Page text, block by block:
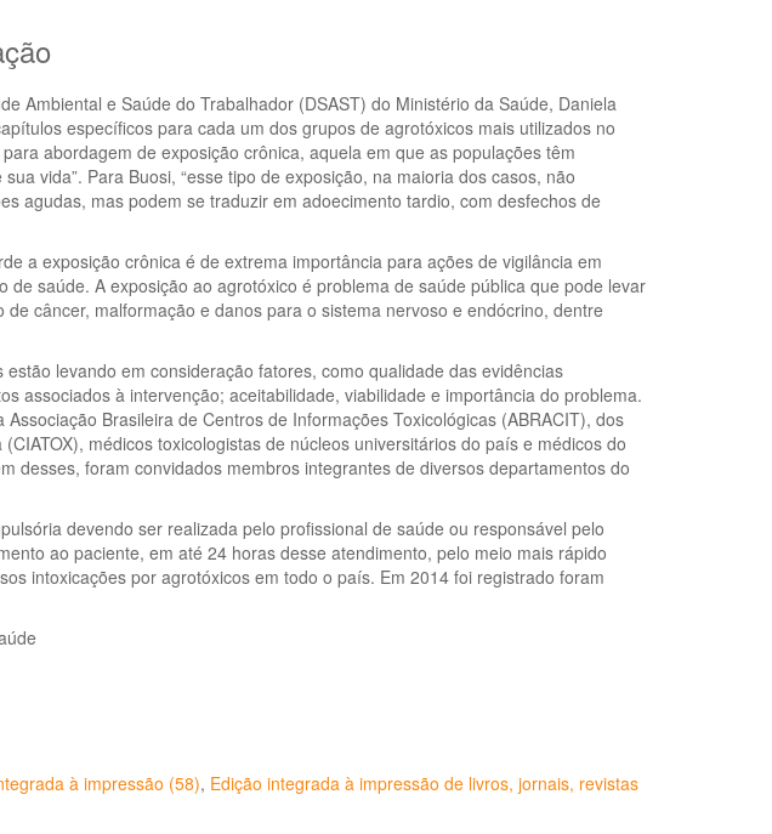
Ambiental e Saúde do Trabalhador (DSAST) do Ministério da Saúde, Daniela
específicos para cada um dos grupos de agrotóxicos mais utilizados no
abordagem de exposição crônica, aquela em que as populações têm
vida”. Para Buosi, “esse tipo de exposição, na maioria dos casos, não
agudas, mas podem se traduzir em adoecimento tardio, com desfechos de
a exposição crônica é de extrema importância para ações de vigilância em
saúde. A exposição ao agrotóxico é problema de saúde pública que pode levar
câncer, malformação e danos para o sistema nervoso e endócrino, dentre
levando em consideração fatores, como qualidade das evidências
associados à intervenção; aceitabilidade, viabilidade e importância do problema.
Brasileira de Centros de Informações Toxicológicas (ABRACIT), dos
médicos toxicologistas de núcleos universitários do país e médicos do
desses, foram convidados membros integrantes de diversos departamentos do
devendo ser realizada pelo profissional de saúde ou responsável pelo
ao paciente, em até 24 horas desse atendimento, pelo meio mais rápido
intoxicações por agrotóxicos em todo o país. Em 2014 foi registrado foram
à impressão (58), Edição integrada à impressão de livros, jornais, revistas